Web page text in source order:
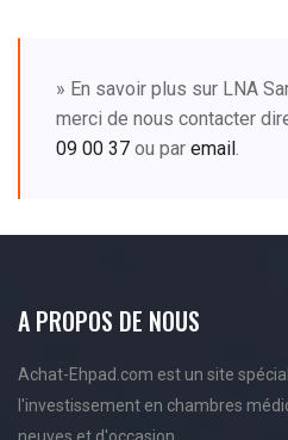
» En savoir plus sur LNA
merci de nous contacter
09 00 37 ou par email
A PROPOS DE NOUS
Achat-Ehpad.com est un site
l'investissement en chambres
neuves et d'occasion.